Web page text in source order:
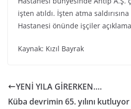
işten atıldı. İşten atma
Hastanesi önünde işçiler
Kaynak: Kızıl Bayrak
YENİ YILA GİRERKEN….
Küba devrimin 65. yılını kutluyor